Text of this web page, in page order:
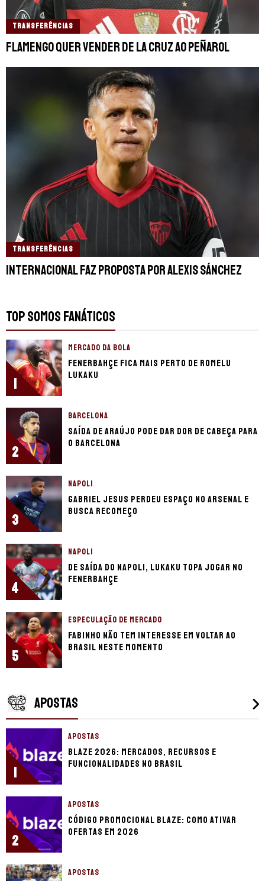
TRANSFERÊNCIAS
Flamengo quer vender De La Cruz ao Peñarol
TRANSFERÊNCIAS
Internacional faz proposta por Alexis Sánchez
TOP SOMOS FANÁTICOS
1
MERCADO DA BOLA
Fenerbahçe fica mais perto de Romelu
Lukaku
2
BARCELONA
Saída de Araújo pode dar dor de cabeça para
o Barcelona
3
NAPOLI
Gabriel Jesus perdeu espaço no Arsenal e
busca recomeço
4
NAPOLI
De saída do Napoli, Lukaku topa jogar no
Fenerbahçe
5
ESPECULAÇÃO DE MERCADO
Fabinho não tem interesse em voltar ao
Brasil neste momento
APOSTAS
1
APOSTAS
Blaze 2026: mercados, recursos e
funcionalidades no Brasil
2
APOSTAS
Código promocional Blaze: como ativar
ofertas em 2026
APOSTAS